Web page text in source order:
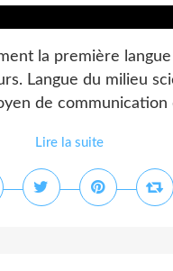
la première
Langue du milieu
de communication
Lire la suite